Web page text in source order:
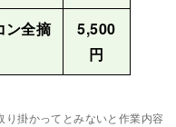
ン全摘
5,500
円
掛かってとみないと作業内容